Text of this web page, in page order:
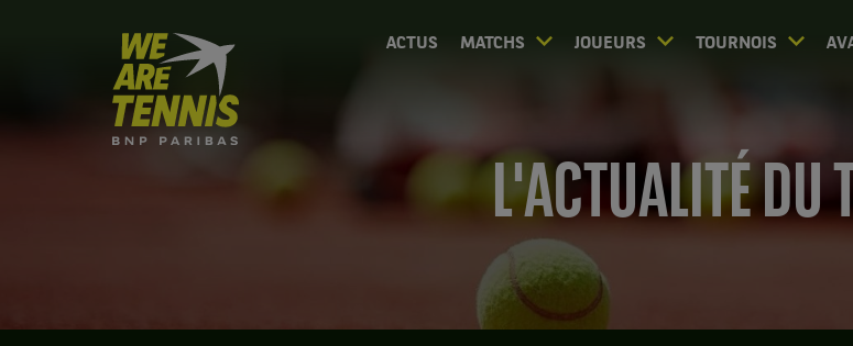
We
are
Tennis
by
BNP
ACTUS MATCHS JOUEURS TOURNOIS
L'ACTUALITÉ DU